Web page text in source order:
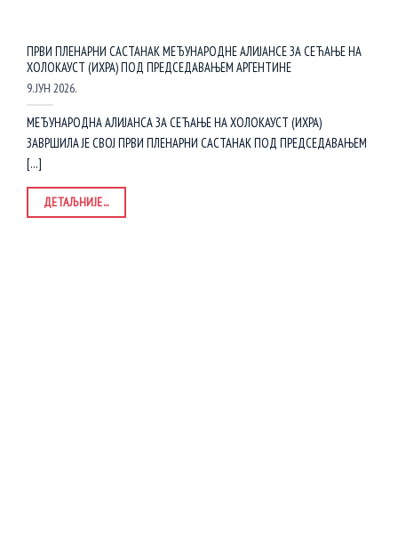
ПРВИ ПЛЕНАРНИ САСТАНАК МЕЂУНАРОДНЕ АЛИЈАНСЕ ЗА СЕЋАЊЕ НА
ХОЛОКАУСТ (ИХРА) ПОД ПРЕДСЕДАВАЊЕМ АРГЕНТИНЕ
9. ЈУН 2026.
МЕЂУНАРОДНА АЛИЈАНСА ЗА СЕЋАЊЕ НА ХОЛОКАУСТ (ИХРА)
ЗАВРШИЛА ЈЕ СВОЈ ПРВИ ПЛЕНАРНИ САСТАНАК ПОД ПРЕДСЕДАВАЊЕМ
[...]
ДЕТАЉНИЈЕ...